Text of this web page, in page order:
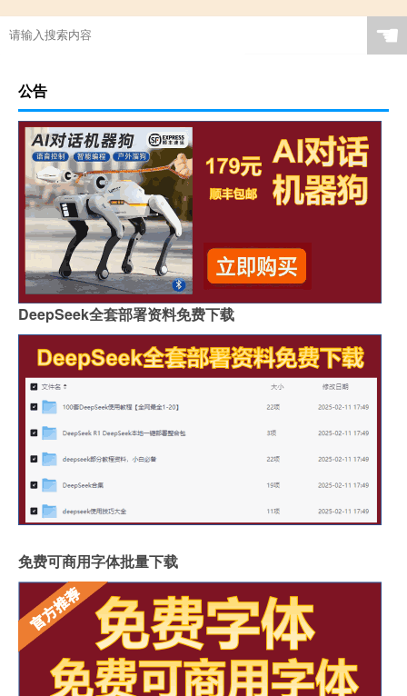
☚
公告
DeepSeek全套部署资料免费下载
免费可商用字体批量下载